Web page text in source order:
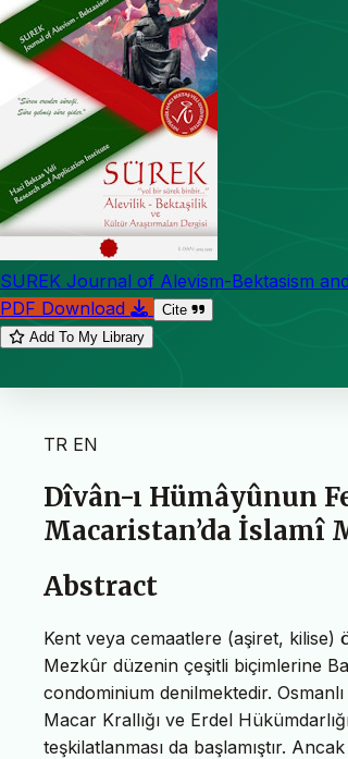
SUREK Journal of Alevism-Bektasism
PDF Download
Cite
Add To My Library
TR EN
Dîvân-ı Hümâyûnun
Macaristan’da İslamî
Abstract
Kent veya cemaatlere (aşiret, kilise)
Mezkûr düzenin çeşitli biçimlerine
condominium denilmektedir.
Macar Krallığı ve Erdel
teşkilatlanması da başlamıştır.